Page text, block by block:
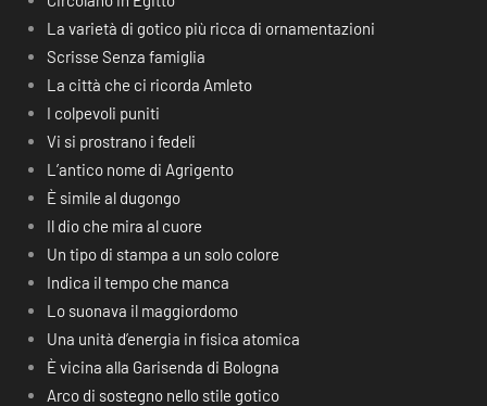
La varietà di gotico più ricca di ornamentazioni
Scrisse Senza famiglia
La città che ci ricorda Amleto
I colpevoli puniti
Vi si prostrano i fedeli
L’antico nome di Agrigento
È simile al dugongo
Il dio che mira al cuore
Un tipo di stampa a un solo colore
Indica il tempo che manca
Lo suonava il maggiordomo
Una unità d’energia in fisica atomica
È vicina alla Garisenda di Bologna
Arco di sostegno nello stile gotico